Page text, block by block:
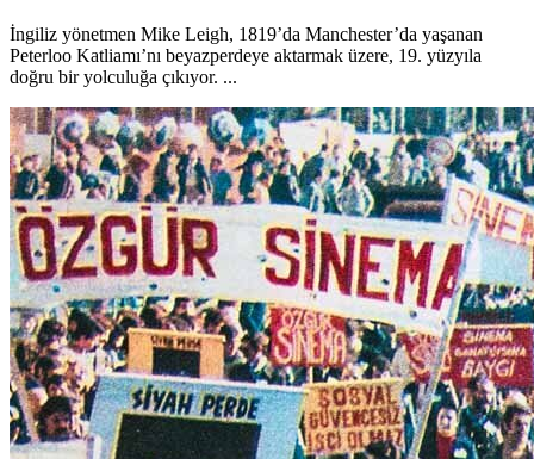
İngiliz yönetmen Mike Leigh, 1819’da Manchester’da yaşanan
Peterloo Katliamı’nı beyazperdeye aktarmak üzere, 19. yüzyıla
doğru bir yolculuğa çıkıyor. ...